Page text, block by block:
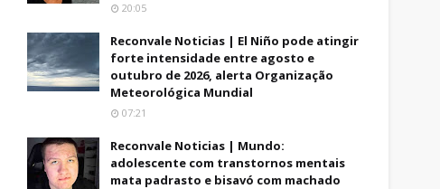
20:05
Reconvale Noticias | El Niño pode atingir
forte intensidade entre agosto e
outubro de 2026, alerta Organização
Meteorológica Mundial
07:21
Reconvale Noticias | Mundo:
adolescente com transtornos mentais
mata padrasto e bisavó com machado